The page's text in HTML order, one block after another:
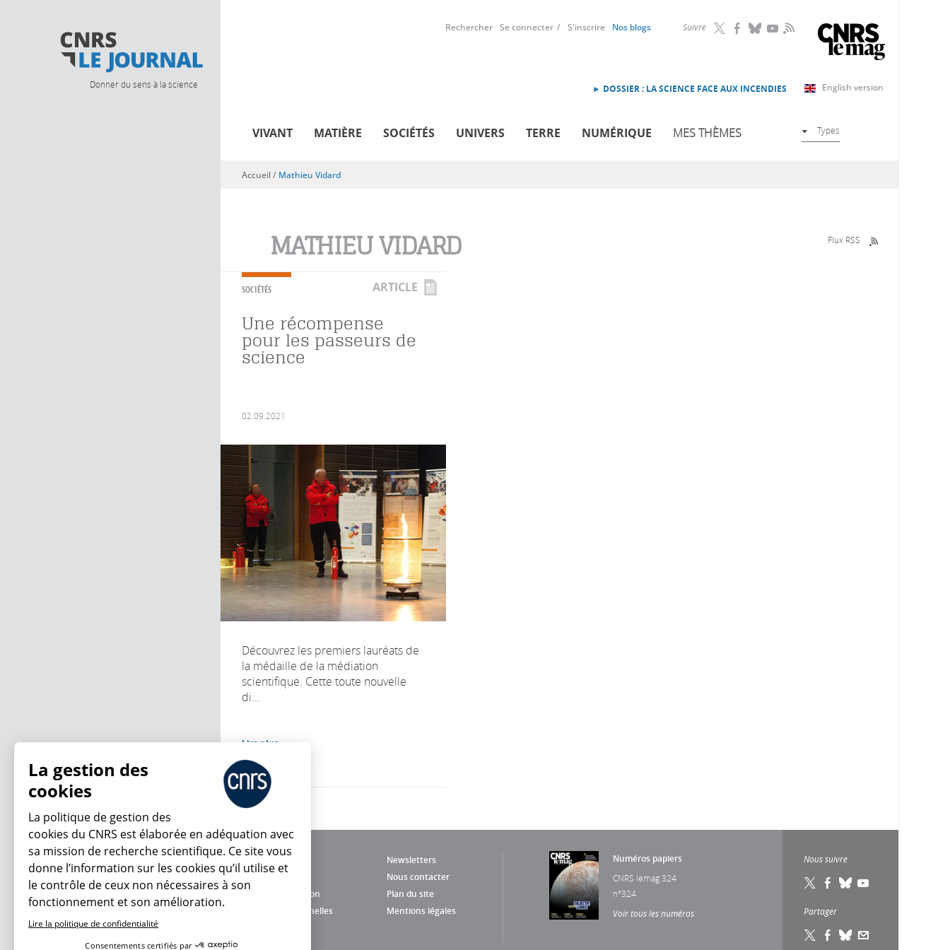
Donner du sens à la science
Suivre RSS
Rechercher Se connecter S'inscrire Nos blogs
English version
► DOSSIER : LA SCIENCE FACE AUX INCENDIES
VIVANT MATIÈRE SOCIÉTÉS UNIVERS TERRE NUMÉRIQUE MES THÈMES Types
Vous êtes ici
Accueil/ Mathieu Vidard
MATHIEU VIDARD Flux RSS
SOCIÉTÉS ARTICLE
Une récompense
pour les passeurs de
science
02.09.2021
Découvrez les premiers lauréats de
la médaille de la médiation
scientifique. Cette toute nouvelle
di...
Lire plus
Newsletters
Nous contacter
Charte d'utilisation
Plan du site
Données personnelles
Mentions légales
Numéros papiers
CNRS lemag 324
n°324
Voir tous les numéros
Nous suivre
Partager
En ce moment
La gestion des
cookies
La politique de gestion des
cookies du CNRS est élaborée en adéquation avec
sa mission de recherche scientifique. Ce site vous
donne l’information sur les cookies qu’il utilise et
le contrôle de ceux non nécessaires à son
fonctionnement et son amélioration.
Lire la politique de confidentialité
Consentements certifiés par